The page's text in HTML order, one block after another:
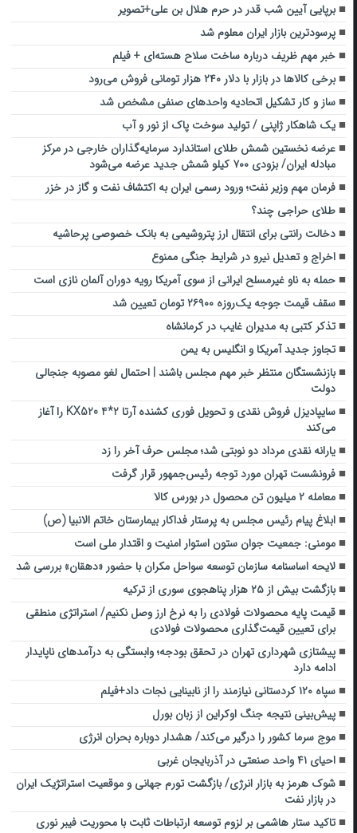
برپایی آیین شب قدر در حرم هلال بن علی+تصویر
پرسودترین بازار ایران معلوم شد
خبر مهم ظریف درباره ساخت سلاح هسته‌ای + فیلم
برخی ‌کالا‌ها در بازار با دلار ۲۴۰ هزار تومانی ‌فروش می‌رود
ساز و کار تشکیل اتحادیه واحدهای صنفی مشخص شد
یک شاهکار ژاپنی / تولید سوخت پاک از نور و آب
عرضه نخستین شمش طلای استاندارد سرمایه‌گذاران خارجی در مرکز
مبادله ایران/ بزودی ۷۰۰ کیلو شمش جدید عرضه می‌شود
فرمان مهم وزیر نفت؛‌ ورود رسمی ایران به اکتشاف نفت و گاز در خزر
طلای حراجی چند؟
دخالت رانتی برای انتقال ارز پتروشیمی به بانک خصوصی پرحاشیه
اخراج و تعدیل نیرو در شرایط جنگی ممنوع
حمله به ناو غیرمسلح ایرانی از سوی آمریکا رویه دوران آلمان نازی است
سقف قیمت جوجه یک‌روزه ۲۶۹۰۰ تومان تعیین شد
تذکر کتبی به مدیران غایب در کرمانشاه
تجاوز جدید آمریکا و انگلیس به یمن
بازنشستگان منتظر خبر مهم مجلس باشند | احتمال لغو مصوبه جنجالی
دولت
سایپادیزل فروش نقدی و تحویل فوری کشنده آرتا KX520 4*2 را آغاز
می‌کند
یارانه نقدی مرداد دو نوبتی شد؛ مجلس حرف آخر را زد
فرونشست تهران مورد توجه رئیس‌جمهور قرار گرفت
معامله ۲ میلیون تن محصول در بورس کالا
ابلاغ پیام رئیس مجلس به پرستار فداکار بیمارستان خاتم الانبیا (ص)
مومنی: جمعیت جوان ستون استوار امنیت و اقتدار ملی است
لایحه اساسنامه سازمان توسعه سواحل مکران با حضور «دهقان» بررسی شد
بازگشت بیش از ۲۵ هزار پناهجوی سوری از ترکیه
قیمت پایه محصولات فولادی را به نرخ ارز وصل نکنیم/ استراتژی منطقی
برای تعیین قیمت‌گذاری محصولات فولادی
پیشتازی شهرداری تهران در تحقق بودجه؛ وابستگی به درآمدهای ناپایدار
ادامه دارد
سپاه ۱۲۰ کردستانی نیازمند را از نابینایی نجات داد+فیلم
پیش‌بینی نتیجه جنگ اوکراین از زبان بورل
موج سرما کشور را درگیر می‌کند/ هشدار دوباره بحران انرژی
احیای ۴۱ واحد صنعتی در آذربایجان غربی
شوک هرمز به بازار انرژی/ بازگشت تورم جهانی و موقعیت استراتژیک ایران
در بازار نفت
تاکید ستار هاشمی بر لزوم توسعه ارتباطات ثابت با محوریت فیبر نوری